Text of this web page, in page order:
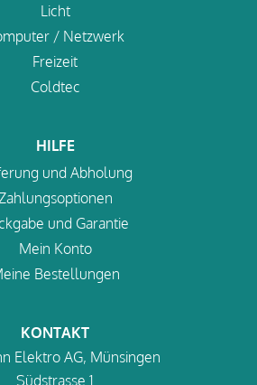
Licht
/ Netzwerk
Freizeit
Coldtec
HILFE
und Abholung
und Garantie
Mein Konto
Bestellungen
KONTAKT
Elektro AG, Münsingen
Südstrasse 1